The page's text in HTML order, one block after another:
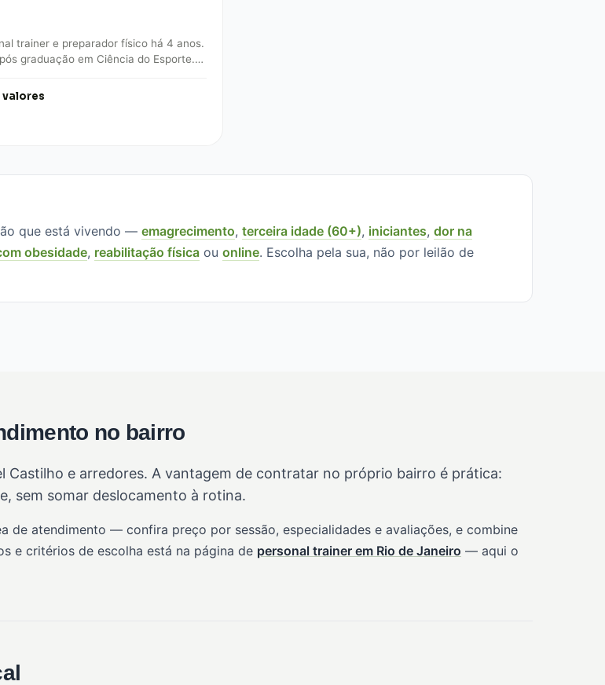
trainer e preparador físico há 4 anos.
graduação em Ciência do Esporte.
que está vivendo — emagrecimento, terceira idade (60+), iniciantes, dor na
obesidade, reabilitação física ou online. Escolha pela sua, não por leilão de
no bairro
Castilho e arredores. A vantagem de contratar no próprio bairro é prática:
sem somar deslocamento à rotina.
de atendimento — confira preço por sessão, especialidades e avaliações, e combine
e critérios de escolha está na página de personal trainer em Rio de Janeiro — aqui o